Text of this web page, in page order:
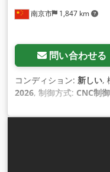
南京市 1,847 km
問い合わせる
コンディション: 新しい,
2026, 制御方式: CNC制御
, コントロー
Technology